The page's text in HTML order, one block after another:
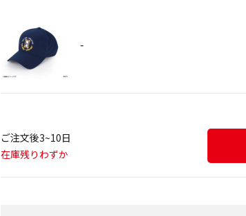
-
ご注文後3~10日
在庫残りわずか